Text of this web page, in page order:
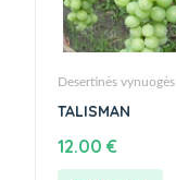
Desertinės vynuogės
TALISMAN
12.00 €